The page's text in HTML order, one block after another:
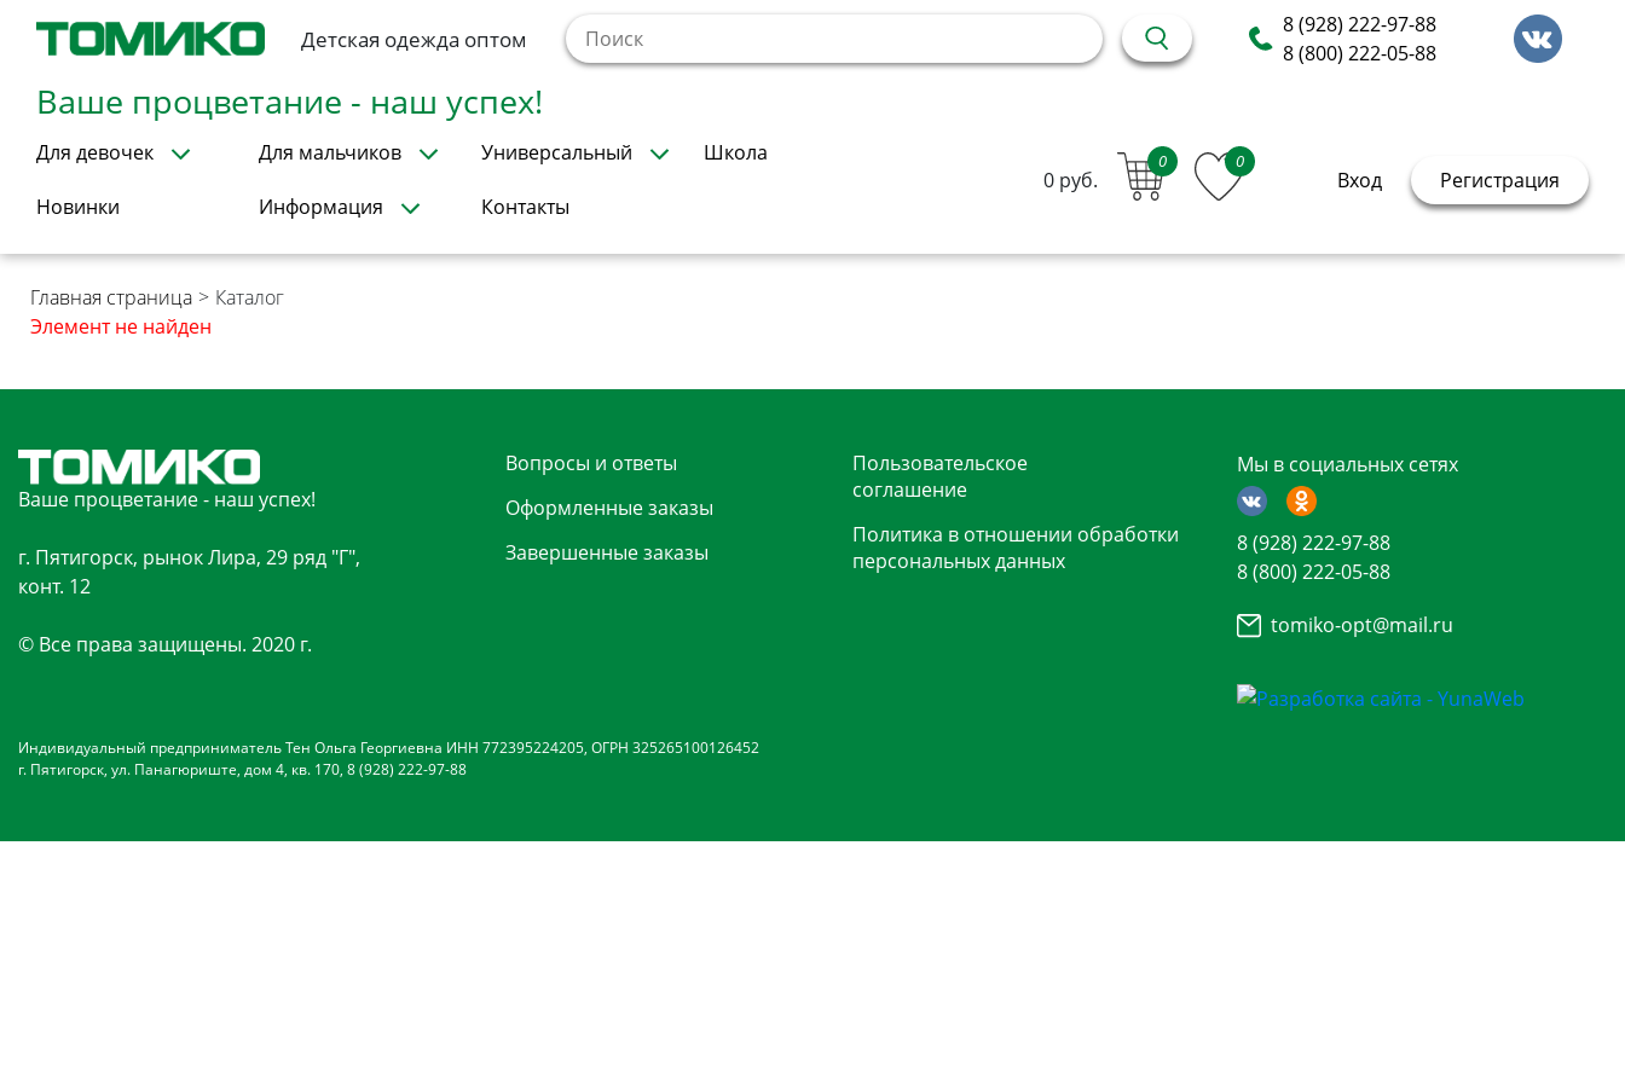
Детская одежда оптом
8 (928) 222-97-88
8 (800) 222-05-88
Ваше процветание - наш успех!
Для девочек Для мальчиков Универсальный Школа
Новинки Информация Контакты
0 руб.
0 0
Вход Регистрация
Главная страница > Каталог
Элемент не найден
Ваше процветание - наш успех!
г. Пятигорск, рынок Лира, 29 ряд "Г",
конт. 12
© Все права защищены. 2020 г.
Вопросы и ответы
Оформленные заказы
Завершенные заказы
Пользовательское
соглашение
Политика в отношении обработки
персональных данных
Мы в социальных сетях
8 (928) 222-97-88
8 (800) 222-05-88
tomiko-opt@mail.ru
Индивидуальный предприниматель Тен Ольга Георгиевна ИНН 772395224205, ОГРН 325265100126452
г. Пятигорск, ул. Панагюриште, дом 4, кв. 170, 8 (928) 222-97-88